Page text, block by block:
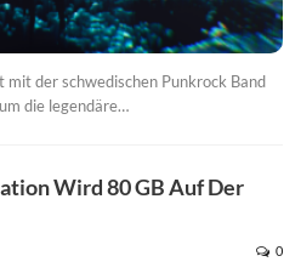
der schwedischen Punkrock Band
die legendäre…
Wird 80 GB Auf Der
0